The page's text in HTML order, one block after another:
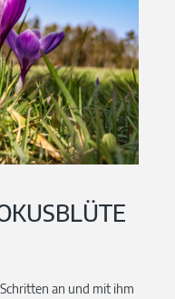
an und mit ihm